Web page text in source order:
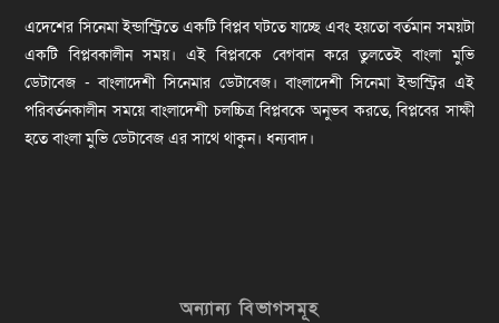
এদেশের সিনেমা ইন্ডাস্ট্রিতে একটি বিপ্লব ঘটতে যাচ্ছে এবং হয়তো বর্তমান সময়টা
একটি বিপ্লবকালীন সময়। এই বিপ্লবকে বেগবান করে তুলতেই বাংলা মুভি
ডেটাবেজ - বাংলাদেশী সিনেমার ডেটাবেজ। বাংলাদেশী সিনেমা ইন্ডাস্ট্রির এই
পরিবর্তনকালীন সময়ে বাংলাদেশী চলচ্চিত্র বিপ্লবকে অনুভব করতে, বিপ্লবের সাক্ষী
হতে বাংলা মুভি ডেটাবেজ এর সাথে থাকুন। ধন্যবাদ।
অন্যান্য বিভাগসমূহ